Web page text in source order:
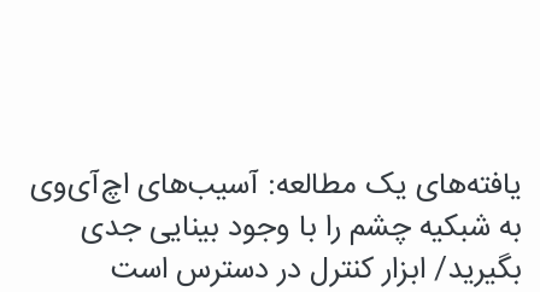
یافته‌های یک مطالعه: آسیب‌های اچ‌آی‌وی
به شبکیه چشم را با وجود بینایی جدی
بگیرید/ ابزار کنترل در دسترس است